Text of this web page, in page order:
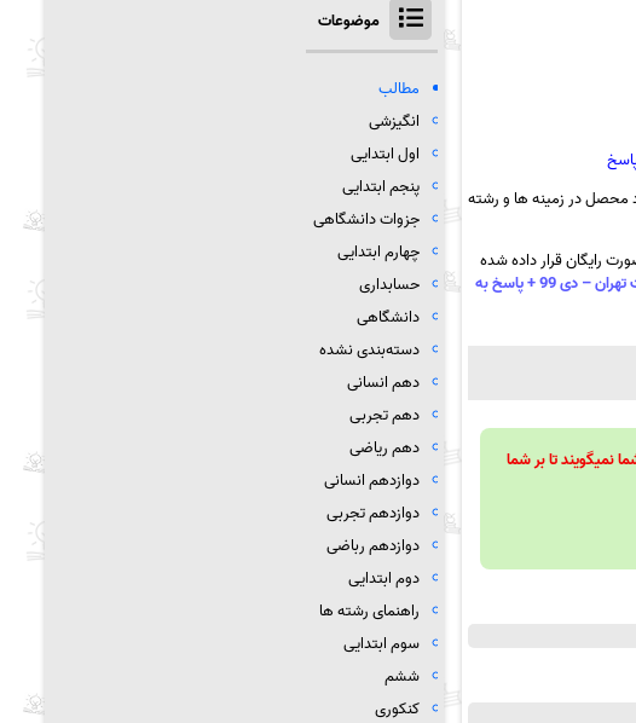
محصل در زمینه ها و رشته
رایگان قرار داده شده
سری صد و هجدهم سوال امتحان نیمسال اول پیام های آسمانی هفتم سری دوم- سرای دانش رسالت تهران – دی 99 + پاسخ به
رهبران واقعی و بزرگ جامعه به شما نمیگویند تا بر شما
موضوعات
مطالب
انگیزشی
اول ابتدایی
پنجم ابتدایی
جزوات دانشگاهی
چهارم ابتدایی
حسابداری
دانشگاهی
دسته‌بندی نشده
دهم انسانی
دهم تجربی
دهم ریاضی
دوازدهم انسانی
دوازدهم تجربی
دوازدهم رباضی
دوم ابتدایی
راهنمای رشته ها
سوم ابتدایی
ششم
کنکوری